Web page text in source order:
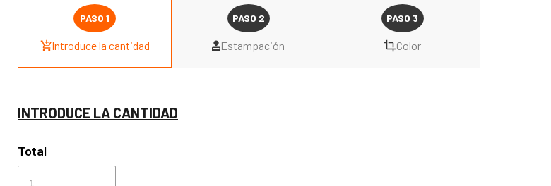
Introduce la cantidad Estampación Color
INTRODUCE LA CANTIDAD
Total